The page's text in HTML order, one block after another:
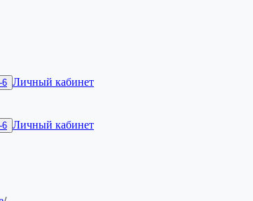
6 Личный кабинет
6 Личный кабинет